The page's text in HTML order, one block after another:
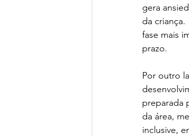
St. Nicholas School
Avenues São Paulo |
Escola Lumiar |
gera
da
fase mais
prazo.
Por outro
preparada
da área,
inclusive,